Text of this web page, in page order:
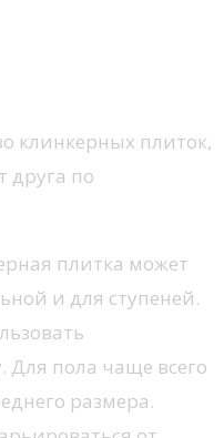
клинкерных плиток,
друга по
плитка может
и для ступеней.
Для пола чаще всего
размера.